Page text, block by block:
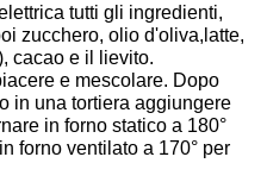
tutti gli ingredienti,
zucchero, olio d'oliva,latte,
cacao e il lievito.
e mescolare. Dopo
in una tortiera aggiungere
in forno statico a 180°
forno ventilato a 170° per